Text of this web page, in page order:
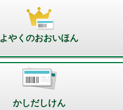
よやくのおおいほん
かしだしけん